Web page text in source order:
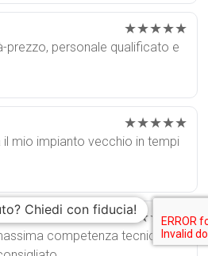
★★★★★
prezzo, personale qualificato e
★★★★★
mio impianto vecchio in tempi
★★★★★
competenza tecnica.
Chiedi con fiducia!